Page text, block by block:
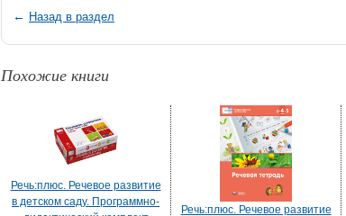
← Назад в раздел
Похожие книги
Речь:плюс. Речевое развитие
в детском саду. Программно-
Речь:плюс. Речевое развитие